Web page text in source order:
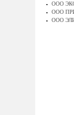
ООО
ООО
ООО